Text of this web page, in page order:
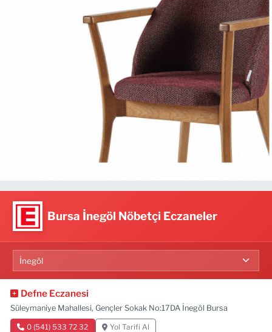
Bursa İnegöl Nöbetçi Eczaneler
Defne Eczanesi
Süleymaniye Mahallesi, Gençler Sokak No:17DA İnegöl Bursa
0 (541) 533 72 32 Yol Tarifi Al